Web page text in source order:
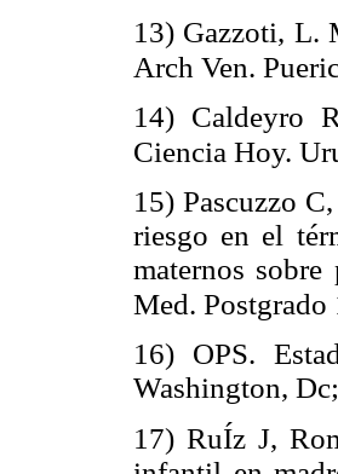
13) Gazzoti, L.
Arch Ven.
14) Caldeyro
Ciencia Hoy.
15) Pascuzzo
riesgo en el
maternos
Med.
16) OPS.
Washington,
17) RuÍz J,